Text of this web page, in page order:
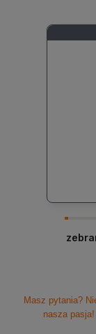
Masz pytania?
nasza pasja!